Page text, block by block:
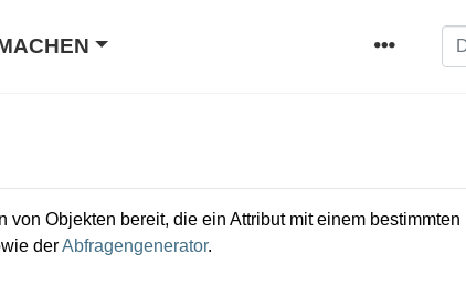
von Objekten bereit, die ein Attribut mit einem
derAbfragengenerator.